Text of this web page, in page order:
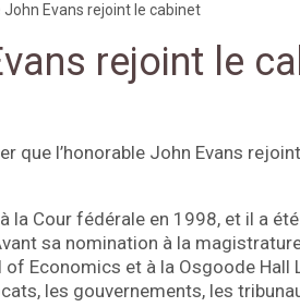
John Evans rejoint le cabinet
rejoint le
que l’honorable John Evans
la Cour fédérale en 1998, et il a
sa nomination à la
Economics et à la Osgoode Hall
les gouvernements, les